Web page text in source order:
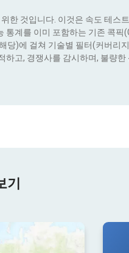
한 것입니다. 이것은 속도 테스
통계를 이미 포함하는 기존 콕
당)에 걸쳐 기술별 필터(커버리
하고, 경쟁사를 감시하며, 불량